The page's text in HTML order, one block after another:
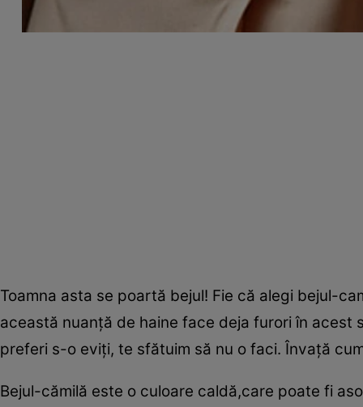
Toamna asta se poartă bejul! Fie că alegi bejul-
această nuanţă de haine face deja furori în
preferi s-o eviţi, te sfătuim să nu o faci. Învaţă
Bejul-cămilă este o culoare caldă,care poate fi